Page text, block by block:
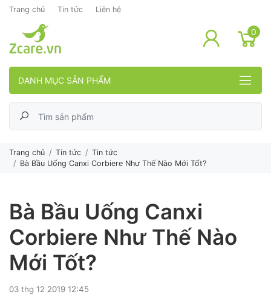
menu
Trang chủ Tin tức Liên hệ
0
DANH MỤC SẢN PHẨM
Trang chủ Tin tức
Tin tức
Bà Bầu Uống Canxi Corbiere Như Thế Nào Mới Tốt?
Bà Bầu Uống Canxi
Corbiere Như Thế Nào
Mới Tốt?
03 thg 12 2019 12:45